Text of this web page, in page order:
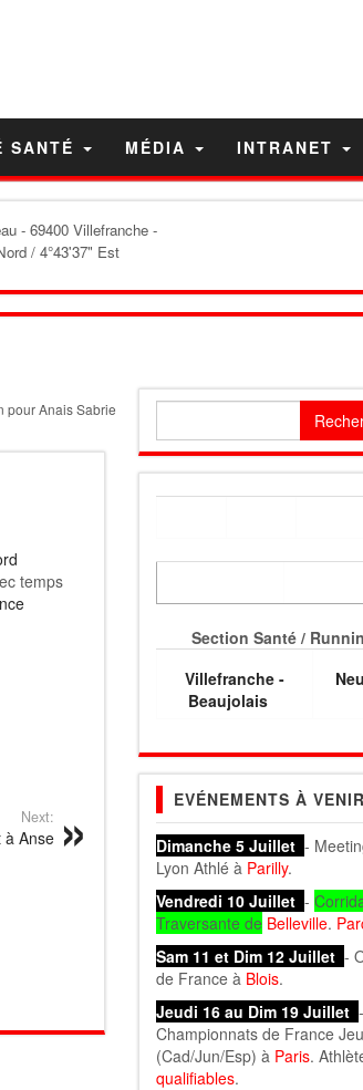
SANTÉ MÉDIA INTRANET
- 69400 Villefranche -
/ 4°43'37" Est
pour Anais Sabrie
temps
Next:
à Anse
Section Santé /
Villefranche -
Beaujolais
EVÉNEMENTS À VENIR
Dimanche 5 Juillet -
Lyon Athlé à Parilly.
Vendredi 10 Juillet -
Traversante de Belleville.
Sam 11 et Dim 12 Juillet -
de France à Blois.
Jeudi 16 au Dim 19 Juillet -
Championnats de France
(Cad/Jun/Esp) à Paris.
qualifiables.